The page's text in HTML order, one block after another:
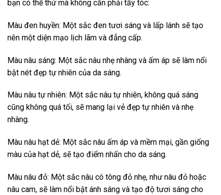
bạn có thể thử mà không cần phải tẩy tóc:
Màu đen huyền: Một sắc đen tươi sáng và lấp lánh sẽ tạo
nên một diện mạo lịch lãm và đẳng cấp.
Màu nâu sáng: Một sắc nâu nhẹ nhàng và ấm áp sẽ làm nổi
bật nét đẹp tự nhiên của da sáng.
Màu nâu tự nhiên: Một sắc nâu tự nhiên, không quá sáng
cũng không quá tối, sẽ mang lại vẻ đẹp tự nhiên và nhẹ
nhàng.
Màu nâu hạt dẻ: Một sắc nâu ấm áp và mềm mại, gần giống
màu của hạt dẻ, sẽ tạo điểm nhấn cho da sáng.
Màu nâu đỏ: Một sắc nâu có tông đỏ nhẹ, như nâu đỏ hoặc
nâu cam, sẽ làm nổi bật ánh sáng và tạo độ tươi sáng cho